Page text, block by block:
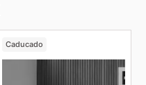
Caducado